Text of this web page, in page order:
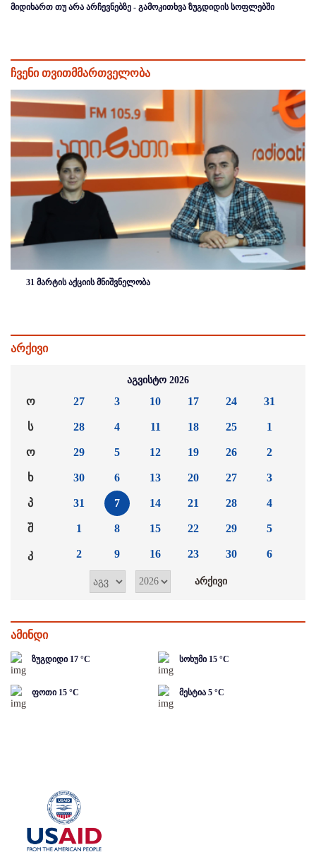
მიდიხართ თუ არა არჩევნებზე - გამოკითხვა ზუგდიდის სოფლებში
ჩვენი თვითმმართველობა
31 მარტის აქციის მნიშვნელობა
არქივი
აგვისტო 2026
ო
ს
ო
ხ
პ
შ
კ
27
28
29
30
31
1
2
3
4
5
6
7
8
9
10
11
12
13
14
15
16
17
18
19
20
21
22
23
24
25
26
27
28
29
30
31
1
2
3
4
5
6
ამინდი
ზუგდიდი 17 °C სოხუმი 15 °C
ფოთი 15 °C მესტია 5 °C